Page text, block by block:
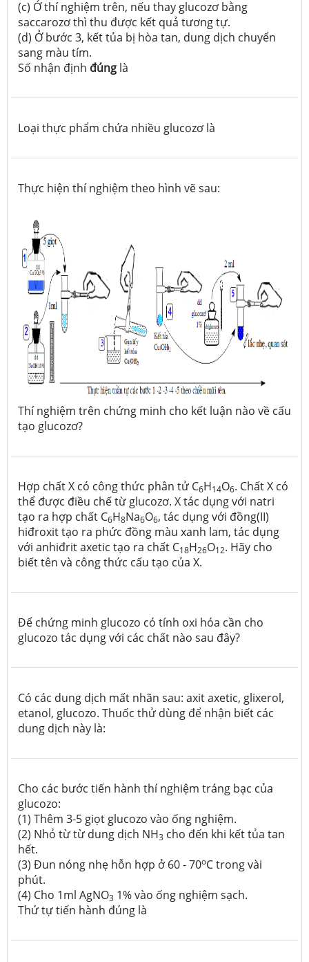
(c) Ở thí nghiệm trên, nếu thay glucozơ bằng
saccarozơ thì thu được kết quả tương tự.
(d) Ở bước 3, kết tủa bị hòa tan, dung dịch chuyển
sang màu tím.
Số nhận định đúng là
Loại thực phẩm chứa nhiều glucozơ là
Thực hiện thí nghiệm theo hình vẽ sau:
Thí nghiệm trên chứng minh cho kết luận nào về cấu
tạo glucozơ?
Hợp chất X có công thức phân tử C6H14O6. Chất X có
thể được điều chế từ glucozơ. X tác dụng với natri
tạo ra hợp chất C6H8Na6O6, tác dụng với đồng(II)
hiđroxit tạo ra phức đồng màu xanh lam, tác dụng
với anhiđrit axetic tạo ra chất C18H26O12. Hãy cho
biết tên và công thức cấu tạo của X.
Để chứng minh glucozo có tính oxi hóa cần cho
glucozo tác dụng với các chất nào sau đây?
Có các dung dịch mất nhãn sau: axit axetic, glixerol,
etanol, glucozo. Thuốc thử dùng để nhận biết các
dung dịch này là:
Cho các bước tiến hành thí nghiệm tráng bạc của
glucozo:
(1) Thêm 3-5 giọt glucozo vào ống nghiệm.
(2) Nhỏ từ từ dung dịch NH3 cho đến khi kết tủa tan
hết.
(3) Đun nóng nhẹ hỗn hợp ở 60 - 70oC trong vài
phút.
(4) Cho 1ml AgNO3 1% vào ống nghiệm sạch.
Thứ tự tiến hành đúng là